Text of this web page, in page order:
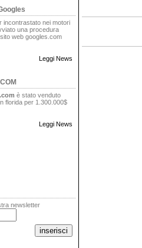
incontrastato nei motori
una procedura
web googles.com
Leggi News
è stato venduto
florida per 1.300.000$
Leggi News
newsletter